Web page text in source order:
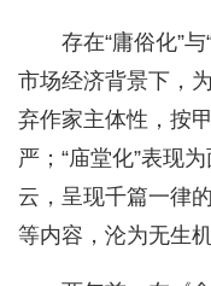
存在“庸俗化”
市场经济背景下，
弃作家主体性，按
严；“庙堂化”表现
云，呈现千篇一律
等内容，沦为无生机